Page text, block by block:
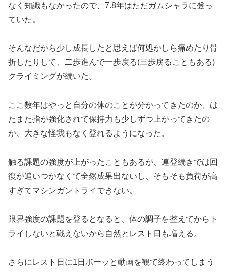
なく知識もなかったので、7.8年はただガムシャラに登っ
ていた。
そんなだから少し成長したと思えば何処かしら痛めたり骨
折したりして、二歩進んで一歩戻る(三歩戻ることもある)
クライミングが続いた。
ここ数年はやっと自分の体のことが分かってきたのか、は
たまた指が強化されて保持力も少しずつ上がってきたの
か、大きな怪我もなく登れるようになった。
触る課題の強度が上がったこともあるが、連登続きでは回
復が追いつかなくて全然成果出ないし、そもそも負荷が高
すぎてマシンガントライできない。
限界強度の課題を登るとなると、体の調子を整えてからト
ライしないと戦えないから自然とレスト日も増える。
さらにレスト日に1日ボーッと動画を観て終わってしまう